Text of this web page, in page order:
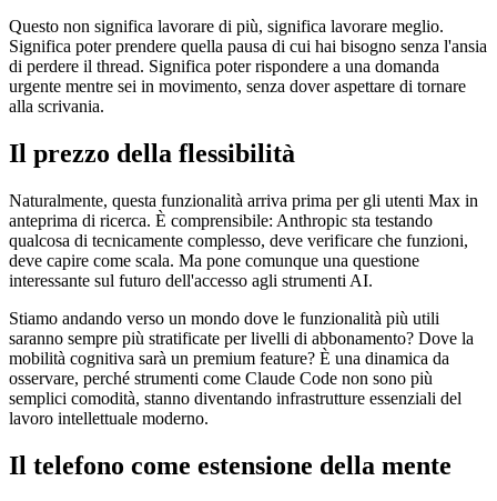
Questo non significa lavorare di più, significa lavorare meglio.
Significa poter prendere quella pausa di cui hai bisogno senza l'ansia
di perdere il thread. Significa poter rispondere a una domanda
urgente mentre sei in movimento, senza dover aspettare di tornare
alla scrivania.
Il prezzo della flessibilità
Naturalmente, questa funzionalità arriva prima per gli utenti Max in
anteprima di ricerca. È comprensibile: Anthropic sta testando
qualcosa di tecnicamente complesso, deve verificare che funzioni,
deve capire come scala. Ma pone comunque una questione
interessante sul futuro dell'accesso agli strumenti AI.
Stiamo andando verso un mondo dove le funzionalità più utili
saranno sempre più stratificate per livelli di abbonamento? Dove la
mobilità cognitiva sarà un premium feature? È una dinamica da
osservare, perché strumenti come Claude Code non sono più
semplici comodità, stanno diventando infrastrutture essenziali del
lavoro intellettuale moderno.
Il telefono come estensione della mente